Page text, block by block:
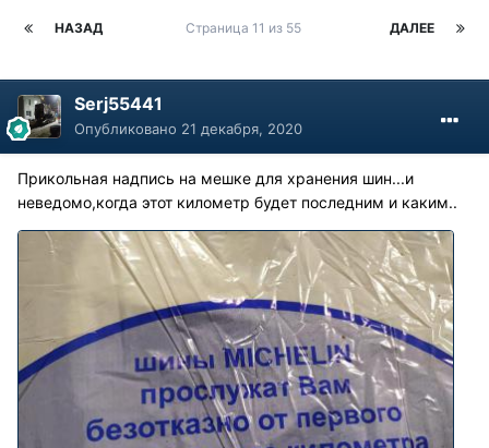
НАЗАД ДАЛЕЕ
Страница 11 из 55
Serj55441
Опубликовано 21 декабря, 2020
Прикольная надпись на мешке для хранения шин...и
неведомо,когда этот километр будет последним и каким..